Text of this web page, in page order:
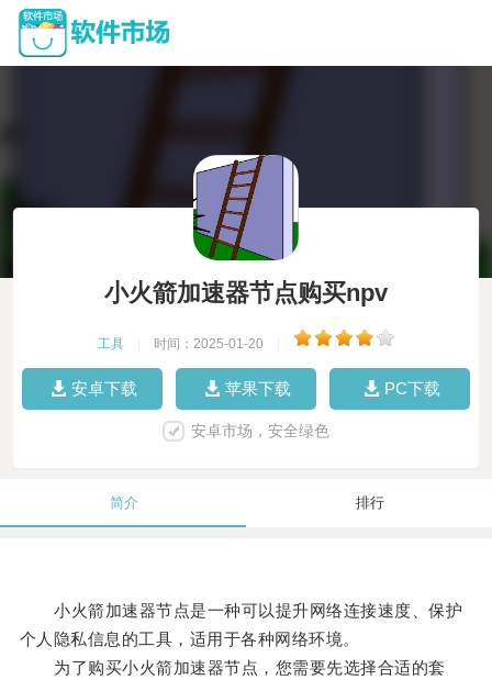
小火箭加速器节点购买npv
工具 时间：2025-01-20
安卓下载 苹果下载 PC下载
安卓市场，安全绿色
简介 排行
小火箭加速器节点是一种可以提升网络连接速度、保护
个人隐私信息的工具，适用于各种网络环境。
为了购买小火箭加速器节点，您需要先选择合适的套